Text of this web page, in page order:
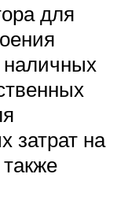
для
наличных
затрат на